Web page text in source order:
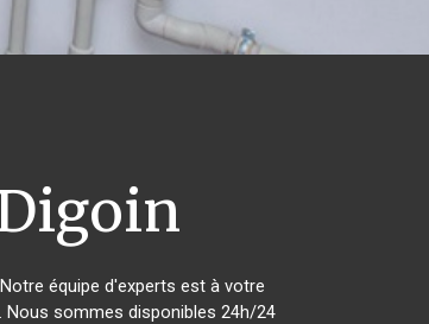
équipe d'experts est à votre
. Nous sommes disponibles 24h/24